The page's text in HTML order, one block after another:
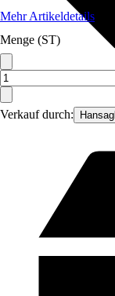
Verkauf durch:
Mehr Artikeldetails
Menge (ST)